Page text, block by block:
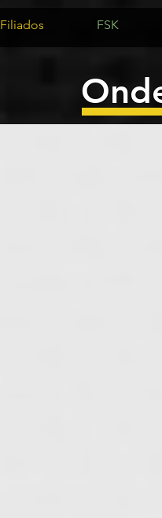
Filiados FSK